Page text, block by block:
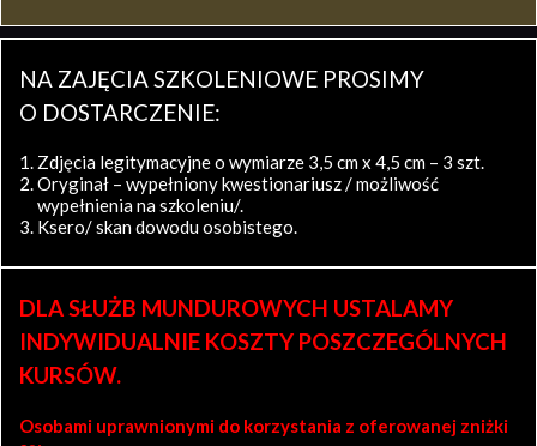
NA ZAJĘCIA SZKOLENIOWE PROSIMY
O DOSTARCZENIE:
Zdjęcia legitymacyjne o wymiarze 3,5 cm x 4,5 cm – 3 szt.
Oryginał – wypełniony kwestionariusz / możliwość
wypełnienia na szkoleniu/.
Ksero/ skan dowodu osobistego.
DLA SŁUŻB MUNDUROWYCH USTALAMY
INDYWIDUALNIE KOSZTY POSZCZEGÓLNYCH
KURSÓW.
Osobami uprawnionymi do korzystania z oferowanej zniżki